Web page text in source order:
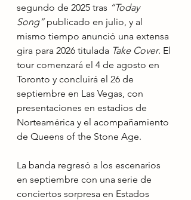
segundo de 2025 tras “Today
Song” publicado en julio, y al
mismo tiempo anunció una extensa
gira para 2026 titulada Take Cover. El
tour comenzará el 4 de agosto en
Toronto y concluirá el 26 de
septiembre en Las Vegas, con
presentaciones en estadios de
Norteamérica y el acompañamiento
de Queens of the Stone Age.
La banda regresó a los escenarios
en septiembre con una serie de
conciertos sorpresa en Estados